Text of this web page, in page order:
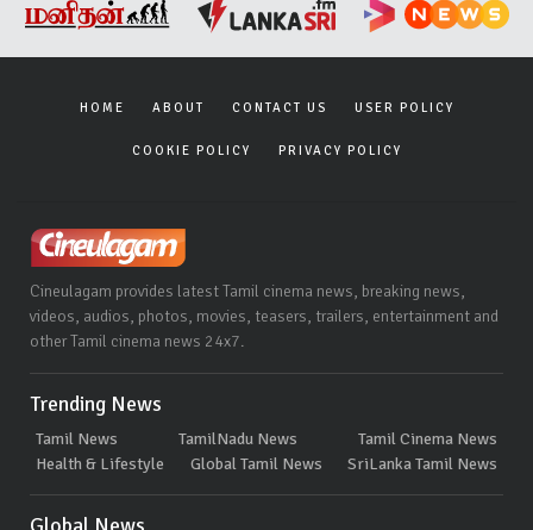
HOME ABOUT CONTACT US USER POLICY
COOKIE POLICY PRIVACY POLICY
Cineulagam provides latest Tamil cinema news, breaking news,
videos, audios, photos, movies, teasers, trailers, entertainment and
other Tamil cinema news 24x7.
Trending News
Tamil News TamilNadu News
Tamil Cinema News
Health & Lifestyle
Global Tamil News SriLanka Tamil News